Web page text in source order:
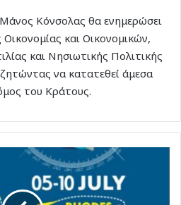
Κόνσολας θα ενημερώσει
και Οικονομικών,
και Νησιωτικής Πολιτικής
να κατατεθεί άμεσα
του Κράτους.